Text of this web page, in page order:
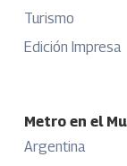
Turismo
Edición Impresa
Metro en el
Argentina